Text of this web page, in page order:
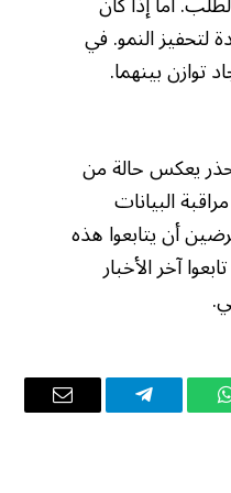
النمو. في
توازن بينهما.
هو قرار حذر يعكس حالة من
البيانات
أن يتابعوا هذه
آخر الأخبار
واتساب تيلقرام
البريد